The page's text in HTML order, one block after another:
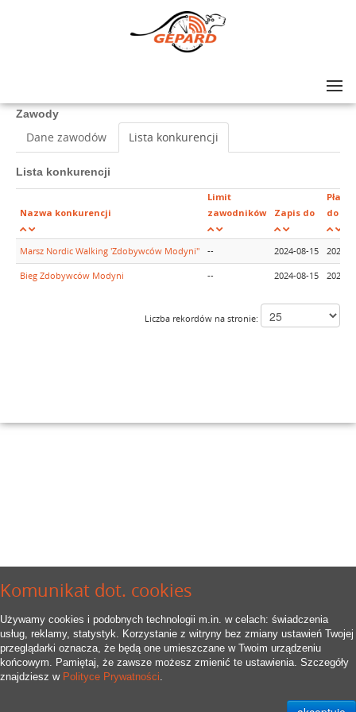
Komunikat dot. cookies
Używamy cookies i podobnych technologii m.in. w celach: świadczenia
usług, reklamy, statystyk. Korzystanie z witryny bez zmiany ustawień Twojej
przeglądarki oznacza, że będą one umieszczane w Twoim urządzeniu
końcowym. Pamiętaj, że zawsze możesz zmienić te ustawienia. Szczegóły
znajdziesz w Polityce Prywatności.
Zawody
Dane zawodów Lista konkurencji
Lista konkurencji
Nazwa konkurencji
Limit
zawodników
Zapis do
do
Marsz Nordic Walking 'Zdobywców Modyni" -- 2024-08-15 2024-
Bieg Zdobywców Modyni -- 2024-08-15 2024-
Liczba rekordów na stronie: